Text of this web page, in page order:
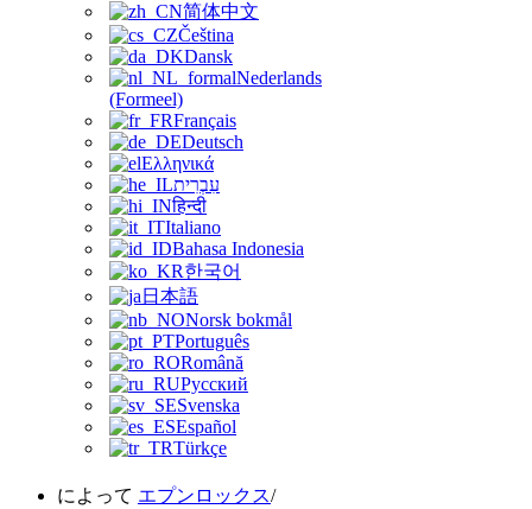
简体中文
Čeština
Dansk
Nederlands
(Formeel)
Français
Deutsch
Ελληνικά
עִבְרִית
हिन्दी
Italiano
Bahasa Indonesia
한국어
日本語
Norsk bokmål
Português
Română
Русский
Svenska
Español
Türkçe
によって エプンロックス